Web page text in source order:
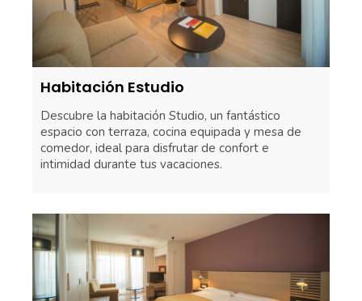
Habitación Estudio
Descubre la habitación Studio, un fantástico
espacio con terraza, cocina equipada y mesa de
comedor, ideal para disfrutar de confort e
intimidad durante tus vacaciones.